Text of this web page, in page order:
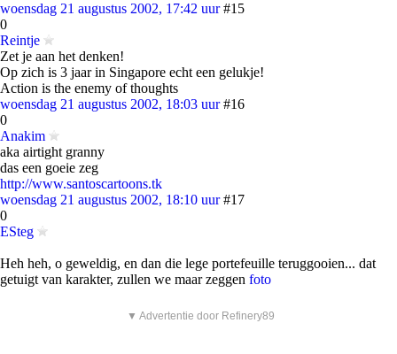
woensdag 21 augustus 2002, 17:42 uur #15
0
Reintje
Zet je aan het denken!
Op zich is 3 jaar in Singapore echt een gelukje!
Action is the enemy of thoughts
woensdag 21 augustus 2002, 18:03 uur #16
0
Anakim
aka airtight granny
das een goeie zeg
http://www.santoscartoons.tk
woensdag 21 augustus 2002, 18:10 uur #17
0
ESteg
Heh heh, o geweldig, en dan die lege portefeuille teruggooien... dat
getuigt van karakter, zullen we maar zeggen foto
▼ Advertentie door Refinery89